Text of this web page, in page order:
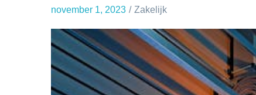
november 1, 2023 Zakelijk